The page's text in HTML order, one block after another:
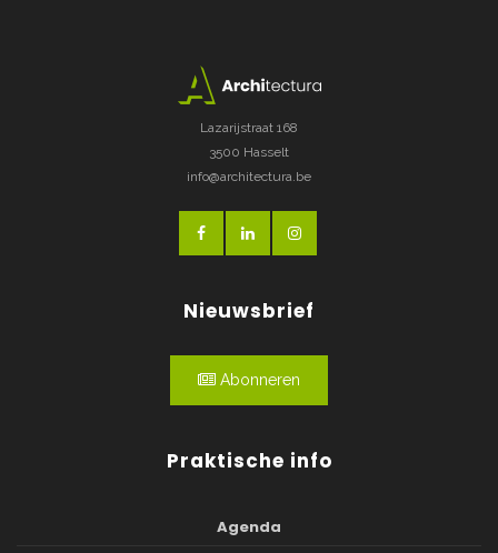
Lazarijstraat 168
3500 Hasselt
info@architectura.be
Nieuwsbrief
Abonneren
Praktische info
Agenda